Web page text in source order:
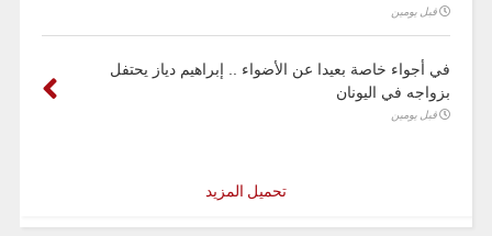
قبل يومين
في أجواء خاصة بعيدا عن الأضواء .. إبراهيم دياز يحتفل
بزواجه في اليونان
قبل يومين
تحميل المزيد